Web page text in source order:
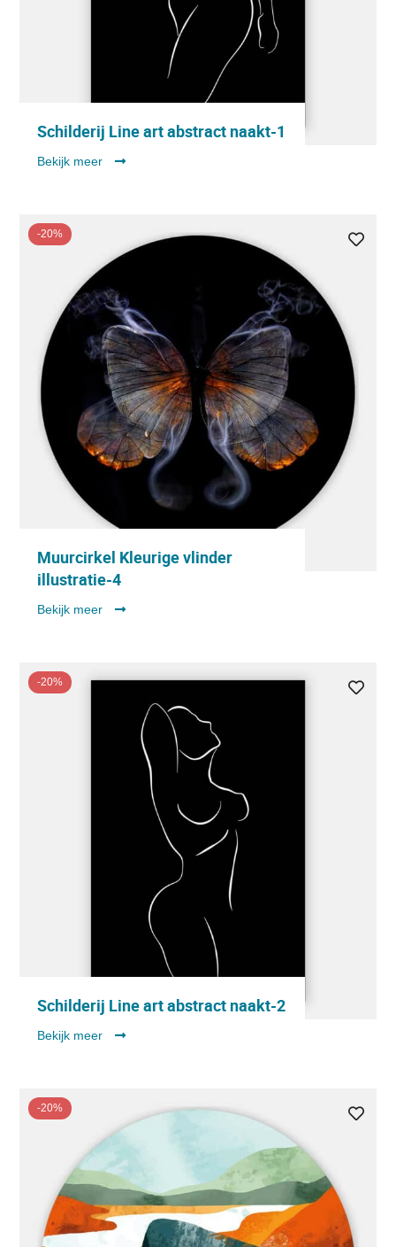
Schilderij Line art abstract naakt-1
Bekijk meer
-20%
Muurcirkel Kleurige vlinder
illustratie-4
Bekijk meer
-20%
Schilderij Line art abstract naakt-2
Bekijk meer
-20%